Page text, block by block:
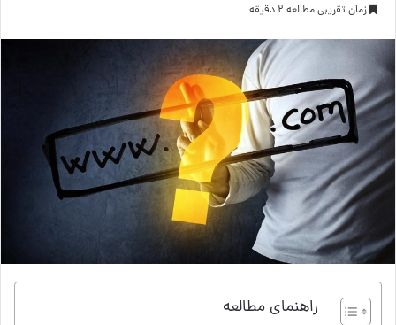
زمان تقریبی مطالعه 2 دقیقه
راهنمای مطالعه